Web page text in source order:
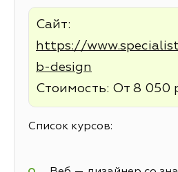
Сайт:
https://
b-design
Стоимость: От 8 050
Список курсов: